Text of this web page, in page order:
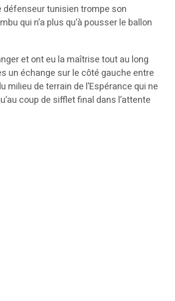
défenseur tunisien trompe son
qui n’a plus qu’à pousser le ballon
et ont eu la maîtrise tout au long
un échange sur le côté gauche entre
de terrain de l’Espérance qui ne
coup de sifflet final dans l’attente